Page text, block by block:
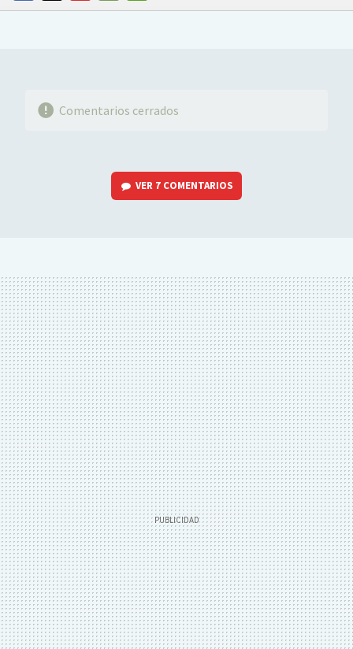
FACEBOOKTWITTERFLIPBOARD
E-
WHATSAPP
Comentarios cerrados
VER 7 COMENTARIOS